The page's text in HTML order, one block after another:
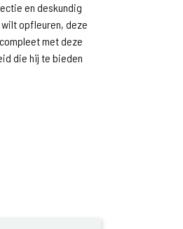
en deskundig
opfleuren, deze
met deze
die hij te bieden